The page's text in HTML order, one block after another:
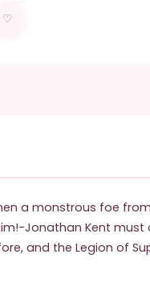
♡
a monstrous foe
Jonathan Kent must
and the Legion of